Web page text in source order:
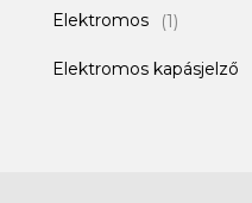
Elektromos (1)
Elektromos kapásjelző